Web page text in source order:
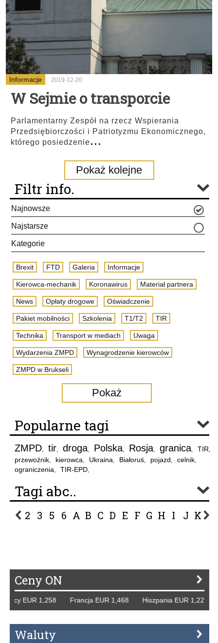
Informacje 2019-12-20
W Sejmie o transporcie
Parlamentarny Zespół na rzecz Wspierania
Przedsiębiorczości i Patriotyzmu Ekonomicznego,
którego posiedzenie...
Pokaż kolejne
Filtr info.
Najnowsze
Najstarsze
Kategorie
Brexit FTD Galeria Informacje
Kierowca-mechanik Koronawirus Materiał partnera
News Opłaty drogowe Oświadczenie
Pakiet mobilności Szkolenia T1/T2 TIR
Technika Transport w mediach Uwaga
Wydarzenia ZMPD Wynagrodzenie kierowców
ZMPD w Brukseli
Pokaż
Popularne tagi
ZMPD, tir, droga, Polska, Rosja, granica, TIR,
przewoźnik, kierowca, Ukraina, Białoruś, pojazd, celnik,
ograniczenia, TIR-EPD,
Tagi abc..
2 3 5 6 A B C D E F G H I J K L
Ceny ON
EUR 1,258 Francja EUR 1,468 Hiszpania EUR 1,229
Waluty